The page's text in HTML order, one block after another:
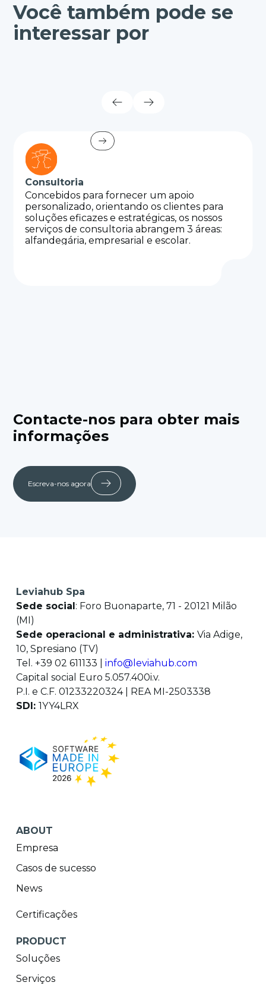
Você também pode se
interessar por
Consultoria
Concebidos para fornecer um apoio
personalizado, orientando os clientes para
soluções eficazes e estratégicas, os nossos
serviços de consultoria abrangem 3 áreas:
alfandegária, empresarial e escolar.
Contacte-nos para obter mais
informações
Escreva-nos agora
Leviahub Spa
Sede social : Foro Buonaparte, 71 - 20121 Milão
(MI)
Sede operacional e administrativa:Via Adige,
10, Spresiano (TV)
Tel. +39 02 611133 |info@leviahub.com
Capital social Euro 5.057.400i.v.
P.I. e C.F. 01233220324 | REA MI-2503338
SDI:1YY4LRX
ABOUT
Empresa
Casos de sucesso
News
Certificações
PRODUCT
Soluções
Serviços